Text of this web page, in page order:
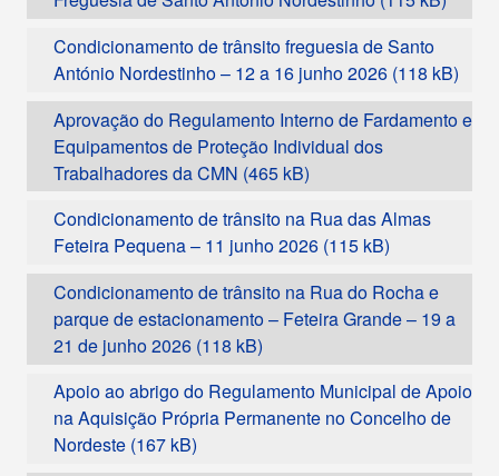
Condicionamento de trânsito freguesia de Santo
António Nordestinho – 12 a 16 junho 2026
Aprovação do Regulamento Interno de Fardamento e
Equipamentos de Proteção Individual dos
Trabalhadores da CMN
Condicionamento de trânsito na Rua das Almas
Feteira Pequena – 11 junho 2026
Condicionamento de trânsito na Rua do Rocha e
parque de estacionamento – Feteira Grande – 19 a
21 de junho 2026
Apoio ao abrigo do Regulamento Municipal de Apoio
na Aquisição Própria Permanente no Concelho de
Nordeste